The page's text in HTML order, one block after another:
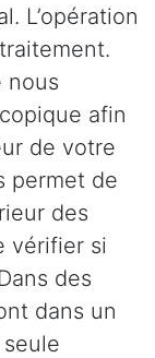
L’opération
nous
afin
de votre
permet de
des
vérifier si
des
dans un